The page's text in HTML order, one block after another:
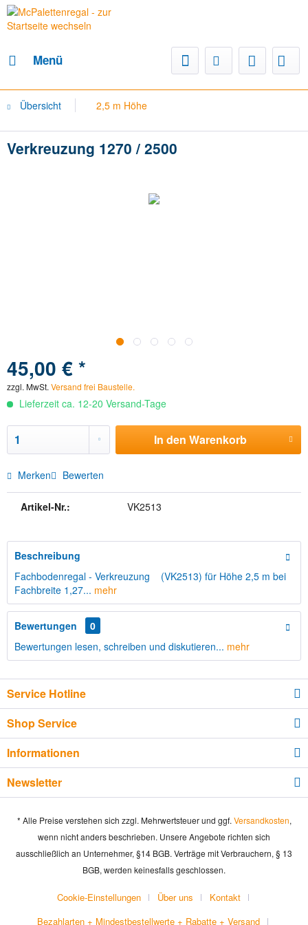
Menü
Übersicht 2,5 m Höhe
Verkreuzung 1270 / 2500
45,00 € *
zzgl. MwSt. Versand frei Baustelle.
Lieferzeit ca. 12-20 Versand-Tage
In den Warenkorb
Merken Bewerten
Artikel-Nr.: VK2513
Beschreibung
Fachbodenregal - Verkreuzung (VK2513) für Höhe 2,5 m bei
Fachbreite 1,27... mehr
Bewertungen
0
Bewertungen lesen, schreiben und diskutieren... mehr
Service Hotline
Shop Service
Informationen
Newsletter
* Alle Preise verstehen sich zzgl. Mehrwertsteuer und ggf. Versandkosten,
wenn nicht anders beschrieben. Unsere Angebote richten sich
ausschließlich an Unternehmer, §14 BGB. Verträge mit Verbrauchern, § 13
BGB, werden keinesfalls geschlossen.
Cookie-Einstellungen Über uns
Kontakt
Bezahlarten + Mindestbestellwerte + Rabatte + Versand